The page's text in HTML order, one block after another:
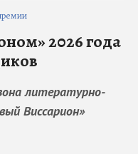
2026 года
литературно-
Виссарион»